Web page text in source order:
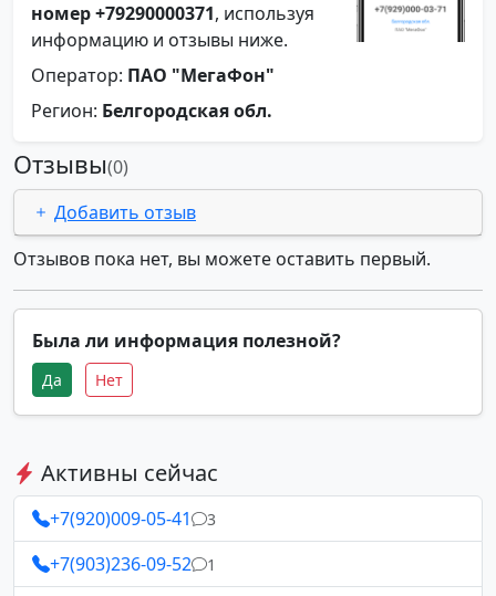
номер +79290000371, используя
информацию и отзывы ниже.
Оператор: ПАО "МегаФон"
Регион: Белгородская обл.
Отзывы(0)
Добавить отзыв
Отзывов пока нет, вы можете оставить первый.
Была ли информация полезной?
Да Нет
Активны сейчас
+7(920)009-05-41 3
+7(903)236-09-52 1